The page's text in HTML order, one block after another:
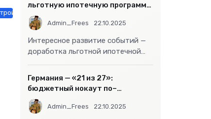
материалы / Товары / Услуги / Другие новости
льготную ипотечную программу
- «Бизнес»
Admin_Frees 22.10.2025
Интересное развитие событий —
доработка льготной ипотечной
стать
Германия — «21 из 27»:
бюджетный нокаут по–
европейски
Admin_Frees 22.10.2025